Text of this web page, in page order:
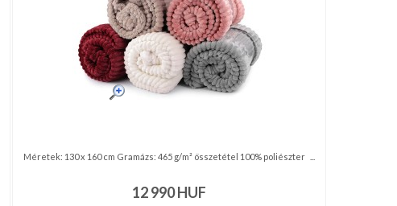
Méretek: 130 x 160 cm Gramázs: 465 g/m² összetétel 100% poliészter ...
12 990HUF